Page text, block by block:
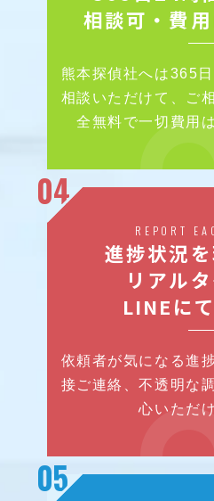
相談可・費
熊本探偵社へは365
相談いただけて、ご
全無料で一切費用
04
REPORT
進捗状況
リアル
LINEに
依頼者が気になる進
接ご連絡、不透明な
心いただ
05